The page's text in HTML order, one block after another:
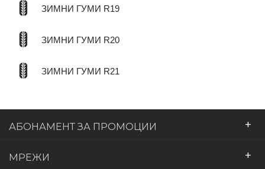
ЗИМНИ ГУМИ R19
ЗИМНИ ГУМИ R20
ЗИМНИ ГУМИ R21
АБОНАМЕНТ ЗА ПРОМОЦИИ +
МРЕЖИ +